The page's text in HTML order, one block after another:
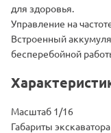
для здоровья.
Управление на
Встроенный
бесперебойной
Масштаб 1/16
Габариты